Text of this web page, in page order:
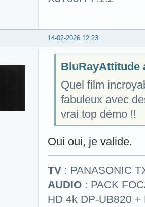
14-02-2026 12:23
BluRayAttitude
Quel film
fabuleux avec
vrai top démo !!
Oui oui, je valide.
TV : PANASONIC
AUDIO : PACK
HD 4k DP-UB820